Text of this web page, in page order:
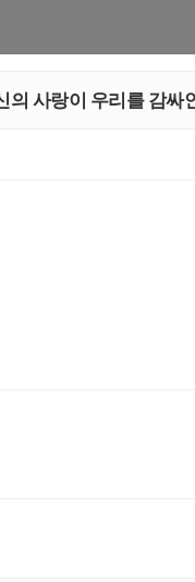
사랑이 우리를 감싸